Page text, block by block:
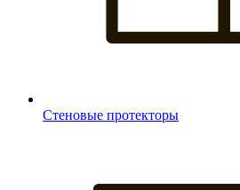
Стеновые протекторы